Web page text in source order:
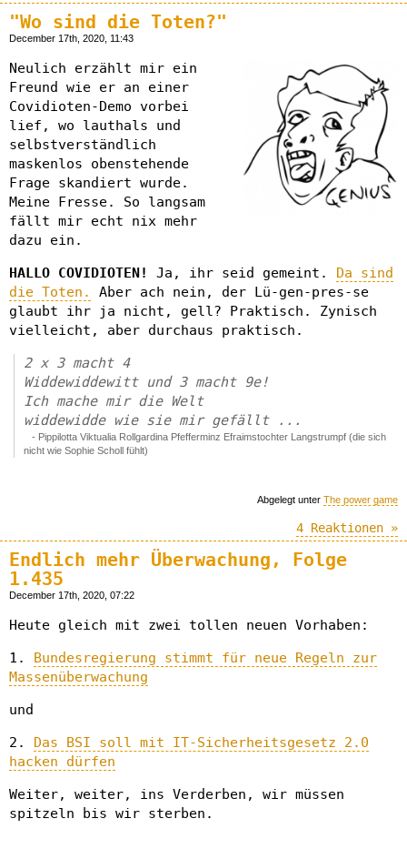
"Wo sind die Toten?"
December 17th, 2020, 11:43
Neulich erzählt mir ein
Freund wie er an einer
Covidioten-Demo vorbei
lief, wo lauthals und
selbstverständlich
maskenlos obenstehende
Frage skandiert wurde.
Meine Fresse. So langsam
fällt mir echt nix mehr
dazu ein.
HALLO COVIDIOTEN! Ja, ihr seid gemeint. Da sind
die Toten.
Aber ach nein, der Lü-gen-pres-se
glaubt ihr ja nicht, gell? Praktisch. Zynisch
vielleicht, aber durchaus praktisch.
2 x 3 macht 4
Widdewiddewitt und 3 macht 9e!
Ich mache mir die Welt
widdewidde wie sie mir gefällt ...
- Pippilotta Viktualia Rollgardina Pfefferminz Efraimstochter Langstrumpf (die sich
nicht wie Sophie Scholl fühlt)
Abgelegt unter The power game
4 Reaktionen »
Endlich mehr Überwachung, Folge
1.435
December 17th, 2020, 07:22
Heute gleich mit zwei tollen neuen Vorhaben:
1. Bundesregierung stimmt für neue Regeln zur
Massenüberwachung
und
2. Das BSI soll mit IT-Sicherheitsgesetz 2.0
hacken dürfen
Weiter, weiter, ins Verderben, wir müssen
spitzeln bis wir sterben.